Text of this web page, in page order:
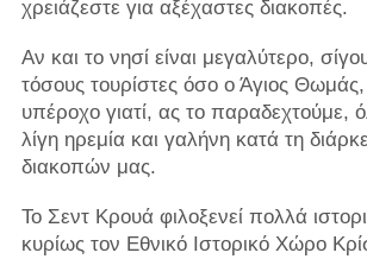
χρειάζεστε για αξέχαστες διακοπές.
Αν και το νησί είναι μεγαλύτερο,
τόσους τουρίστες όσο ο Άγιος Θωμάς,
υπέροχο γιατί, ας το παραδεχτούμε,
λίγη ηρεμία και γαλήνη κατά τη
διακοπών μας.
Το Σεντ Κρουά φιλοξενεί πολλά
κυρίως τον Εθνικό Ιστορικό Χώρο